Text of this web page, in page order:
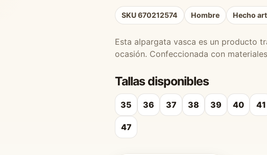
SKU 670212574 Hombre Hecho
Esta alpargata vasca es un producto
ocasión. Confeccionada con
Tallas disponibles
35 36 37 38 39 40 41
47